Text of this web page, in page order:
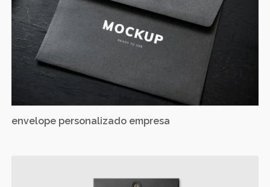
envelope personalizado empresa